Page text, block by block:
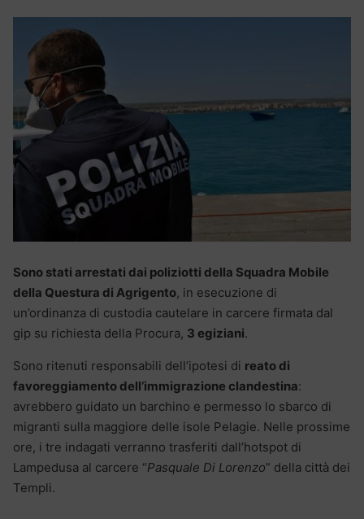
Sono stati arrestati dai poliziotti della Squadra Mobile
della Questura di Agrigento, in esecuzione di
un’ordinanza di custodia cautelare in carcere firmata dal
gip su richiesta della Procura, 3 egiziani.
Sono ritenuti responsabili dell’ipotesi di reato di
favoreggiamento dell’immigrazione clandestina:
avrebbero guidato un barchino e permesso lo sbarco di
migranti sulla maggiore delle isole Pelagie. Nelle prossime
ore, i tre indagati verranno trasferiti dall’hotspot di
Lampedusa al carcere “Pasquale Di Lorenzo” della città dei
Templi.